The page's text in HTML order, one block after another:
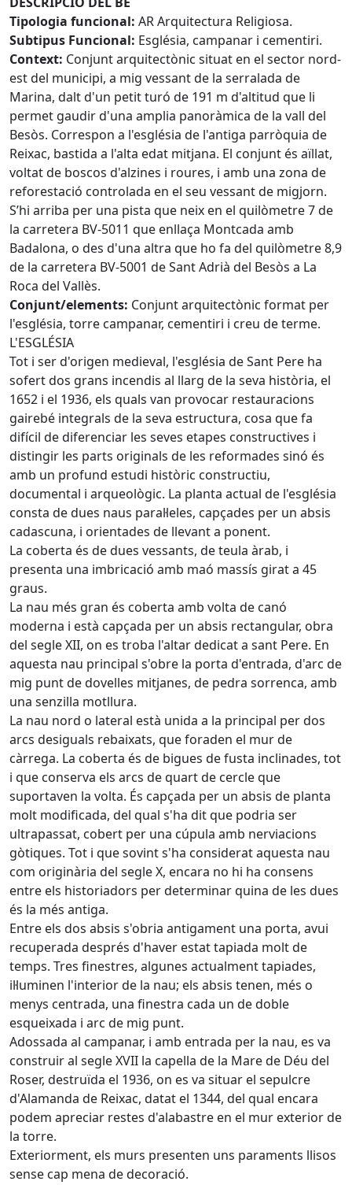
Tipologia funcional: AR Arquitectura Religiosa.
Subtipus Funcional: Església, campanar i cementiri.
Context: Conjunt arquitectònic situat en el sector nord-
est del municipi, a mig vessant de la serralada de
Marina, dalt d'un petit turó de 191 m d'altitud que li
permet gaudir d'una amplia panoràmica de la vall del
Besòs. Correspon a l'església de l'antiga parròquia de
Reixac, bastida a l'alta edat mitjana. El conjunt és aïllat,
voltat de boscos d'alzines i roures, i amb una zona de
reforestació controlada en el seu vessant de migjorn.
S’hi arriba per una pista que neix en el quilòmetre 7 de
la carretera BV-5011 que enllaça Montcada amb
Badalona, o des d'una altra que ho fa del quilòmetre 8,9
de la carretera BV-5001 de Sant Adrià del Besòs a La
Roca del Vallès.
Conjunt/elements: Conjunt arquitectònic format per
l'església, torre campanar, cementiri i creu de terme.
L'ESGLÉSIA
Tot i ser d'origen medieval, l'església de Sant Pere ha
sofert dos grans incendis al llarg de la seva història, el
1652 i el 1936, els quals van provocar restauracions
gairebé integrals de la seva estructura, cosa que fa
difícil de diferenciar les seves etapes constructives i
distingir les parts originals de les reformades sinó és
amb un profund estudi històric constructiu,
documental i arqueològic. La planta actual de l'església
consta de dues naus paral·leles, capçades per un absis
cadascuna, i orientades de llevant a ponent.
La coberta és de dues vessants, de teula àrab, i
presenta una imbricació amb maó massís girat a 45
graus.
La nau més gran és coberta amb volta de canó
moderna i està capçada per un absis rectangular, obra
del segle XII, on es troba l'altar dedicat a sant Pere. En
aquesta nau principal s'obre la porta d'entrada, d'arc de
mig punt de dovelles mitjanes, de pedra sorrenca, amb
una senzilla motllura.
La nau nord o lateral està unida a la principal per dos
arcs desiguals rebaixats, que foraden el mur de
càrrega. La coberta és de bigues de fusta inclinades, tot
i que conserva els arcs de quart de cercle que
suportaven la volta. És capçada per un absis de planta
molt modificada, del qual s'ha dit que podria ser
ultrapassat, cobert per una cúpula amb nerviacions
gòtiques. Tot i que sovint s'ha considerat aquesta nau
com originària del segle X, encara no hi ha consens
entre els historiadors per determinar quina de les dues
és la més antiga.
Entre els dos absis s'obria antigament una porta, avui
recuperada després d'haver estat tapiada molt de
temps. Tres finestres, algunes actualment tapiades,
il·luminen l'interior de la nau; els absis tenen, més o
menys centrada, una finestra cada un de doble
esqueixada i arc de mig punt.
Adossada al campanar, i amb entrada per la nau, es va
construir al segle XVII la capella de la Mare de Déu del
Roser, destruïda el 1936, on es va situar el sepulcre
d'Alamanda de Reixac, datat el 1344, del qual encara
podem apreciar restes d'alabastre en el mur exterior de
la torre.
Exteriorment, els murs presenten uns paraments llisos
sense cap mena de decoració.